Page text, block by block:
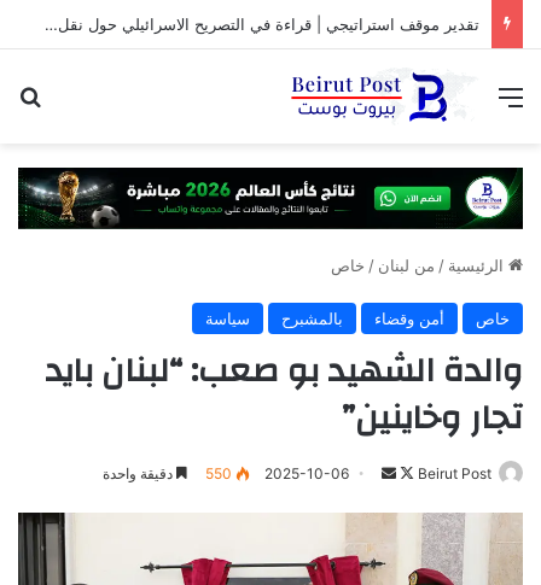
تقدير موقف استراتيجي | قراءة في التصريح الاسرائيلي حول نقل المفاوضات مع لبنان من واشنطن الى روما
القائمة
الرئيسية / من لبنان / خاص
خاص أمن وقضاء بالمشبرح سياسة
والدة الشهيد بو صعب: “لبنان بايد
تجار وخاينين”
Beirut Post
تابعأرسل 2025-10-06
550 دقيقة واحدة